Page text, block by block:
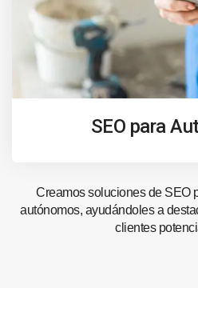
SEO para
Creamos soluciones de SEO
autónomos, ayudándoles a
clientes